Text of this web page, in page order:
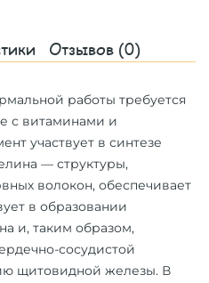
Отзывов (0)
работы требуется
с витаминами и
участвует в синтезе
— структуры,
волокон, обеспечивает
в образовании
и, таким образом,
сосудистой
щитовидной железы. В